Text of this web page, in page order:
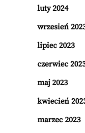
luty 2024
wrzesień
lipiec 2023
czerwiec
maj 2023
kwiecień
marzec 2023